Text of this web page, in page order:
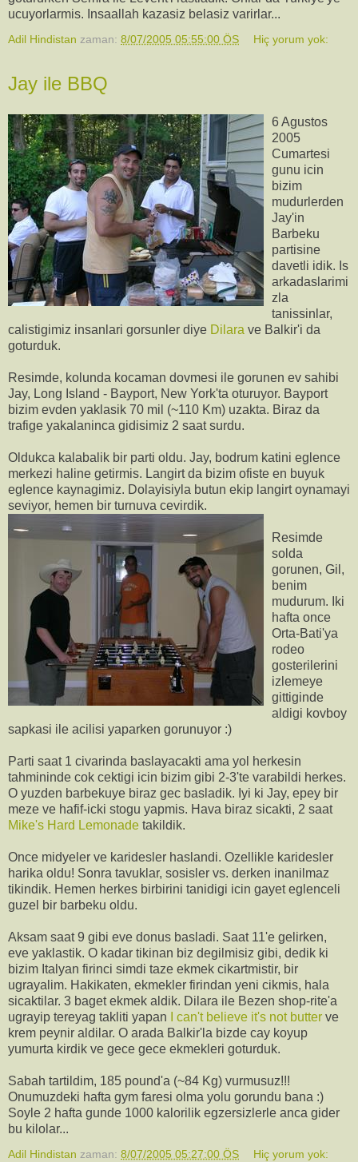
ucuyorlarmis. Insaallah kazasiz belasiz varirlar...
Adil Hindistan zaman: 8/07/2005 05:55:00 ÖS Hiç yorum yok:
Jay ile BBQ
6 Agustos
2005
Cumartesi
gunu icin
bizim
mudurlerden
Jay'in
Barbeku
partisine
davetli idik. Is
arkadaslarimi
zla
tanissinlar,
calistigimiz insanlari gorsunler diye Dilara ve Balkir'i da
goturduk.
Resimde, kolunda kocaman dovmesi ile gorunen ev sahibi
Jay, Long Island - Bayport, New York'ta oturuyor. Bayport
bizim evden yaklasik 70 mil (~110 Km) uzakta. Biraz da
trafige yakalaninca gidisimiz 2 saat surdu.
Oldukca kalabalik bir parti oldu. Jay, bodrum katini eglence
merkezi haline getirmis. Langirt da bizim ofiste en buyuk
eglence kaynagimiz. Dolayisiyla butun ekip langirt oynamayi
seviyor, hemen bir turnuva cevirdik.
Resimde
solda
gorunen, Gil,
benim
mudurum. Iki
hafta once
Orta-Bati'ya
rodeo
gosterilerini
izlemeye
gittiginde
aldigi kovboy
sapkasi ile acilisi yaparken gorunuyor :)
Parti saat 1 civarinda baslayacakti ama yol herkesin
tahmininde cok cektigi icin bizim gibi 2-3'te varabildi herkes.
O yuzden barbekuye biraz gec basladik. Iyi ki Jay, epey bir
meze ve hafif-icki stogu yapmis. Hava biraz sicakti, 2 saat
Mike's Hard Lemonade takildik.
Once midyeler ve karidesler haslandi. Ozellikle karidesler
harika oldu! Sonra tavuklar, sosisler vs. derken inanilmaz
tikindik. Hemen herkes birbirini tanidigi icin gayet eglenceli
guzel bir barbeku oldu.
Aksam saat 9 gibi eve donus basladi. Saat 11'e gelirken,
eve yaklastik. O kadar tikinan biz degilmisiz gibi, dedik ki
bizim Italyan firinci simdi taze ekmek cikartmistir, bir
ugrayalim. Hakikaten, ekmekler firindan yeni cikmis, hala
sicaktilar. 3 baget ekmek aldik. Dilara ile Bezen shop-rite'a
ugrayip tereyag takliti yapan
I can't believe it's not butter ve
krem peynir aldilar. O arada Balkir'la bizde cay koyup
yumurta kirdik ve gece gece ekmekleri goturduk.
Sabah tartildim, 185 pound'a (~84 Kg) vurmusuz!!!
Onumuzdeki hafta gym faresi olma yolu gorundu bana :)
Soyle 2 hafta gunde 1000 kalorilik egzersizlerle anca gider
bu kilolar...
Adil Hindistan zaman: 8/07/2005 05:27:00 ÖS Hiç yorum yok: